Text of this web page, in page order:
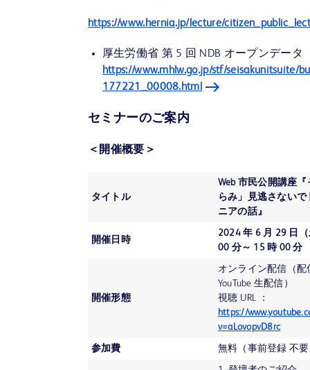
https://www.hernia.jp/lecture/
厚生労働省 第 5 回 NDB オープンデータ
https://www.mhlw.go.jp/stf/seisakunitsuite/
177221_00008.html
セミナーのご案内
＜開催概要＞
タイトル
Web 市民公開講座
らみ」見逃さないで
ニアの話』
開催日時
2024 年 6 月 29 日
00 分～ 15 時 00 分
開催形態
オンライン配信（配
YouTube 生配信）
視聴 URL ：
https://
v=aLovopvD8rc
参加費 無料（事前登録 不